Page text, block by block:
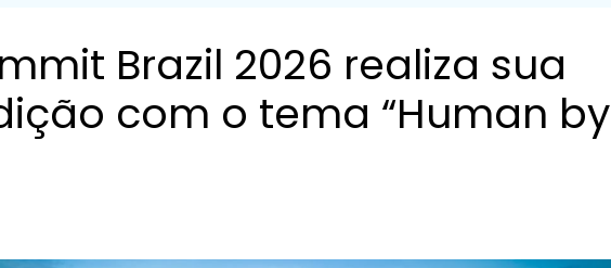
Brazil 2026 realiza sua
com o tema “Human by